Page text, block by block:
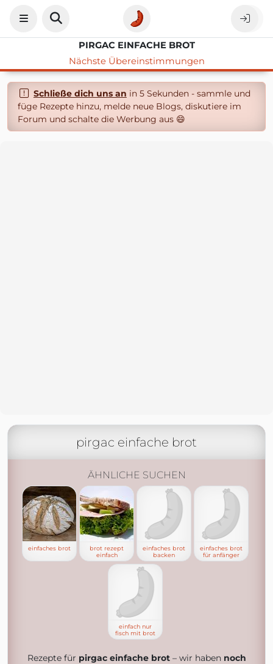
PIRGAC EINFACHE BROT
Nächste Übereinstimmungen
Schließe dich uns an in 5 Sekunden - sammle und
füge Rezepte hinzu, melde neue Blogs, diskutiere im
Forum und schalte die Werbung aus 😄
pirgac einfache brot
ÄHNLICHE SUCHEN
einfaches brot
brot rezept
einfach
einfaches brot
backen
einfaches brot
für anfänger
einfach nur
fisch mit brot
Rezepte für pirgac einfache brot– wir haben noch